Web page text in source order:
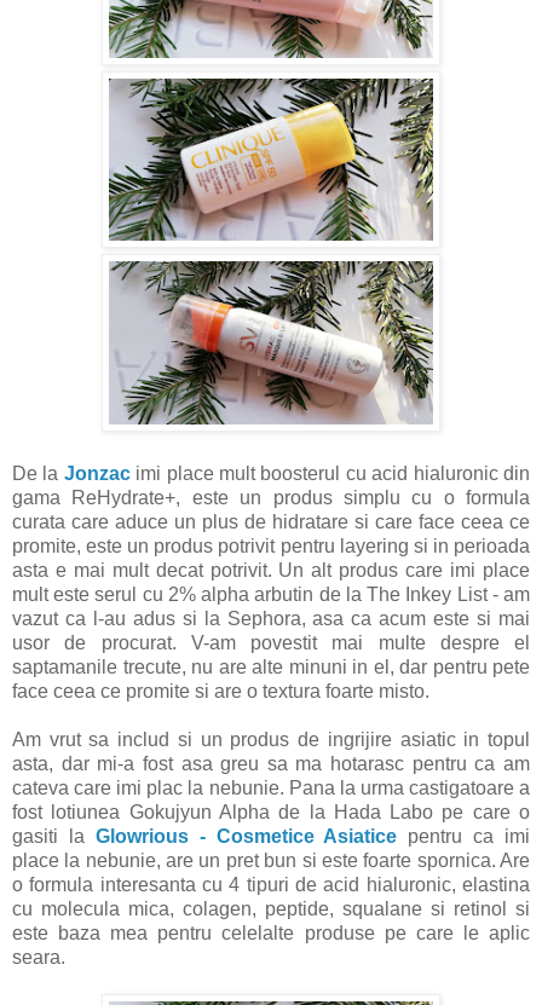
De la Jonzacimi place mult boosterul cu acid hialuronic din
gama ReHydrate+, este un produs simplu cu o formula
curata care aduce un plus de hidratare si care face ceea ce
promite, este un produs potrivit pentru layering si in perioada
asta e mai mult decat potrivit. Un alt produs care imi place
mult este serul cu 2% alpha arbutin de la The Inkey List - am
vazut ca l-au adus si la Sephora, asa ca acum este si mai
usor de procurat. V-am povestit mai multe despre el
saptamanile trecute, nu are alte minuni in el, dar pentru pete
face ceea ce promite si are o textura foarte misto.
Am vrut sa includ si un produs de ingrijire asiatic in topul
asta, dar mi-a fost asa greu sa ma hotarasc pentru ca am
cateva care imi plac la nebunie. Pana la urma castigatoare a
fost lotiunea Gokujyun Alpha de la Hada Labo pe care o
gasiti la Glowrious - Cosmetice Asiatice pentru ca imi
place la nebunie, are un pret bun si este foarte spornica. Are
o formula interesanta cu 4 tipuri de acid hialuronic, elastina
cu molecula mica, colagen, peptide, squalane si retinol si
este baza mea pentru celelalte produse pe care le aplic
seara.